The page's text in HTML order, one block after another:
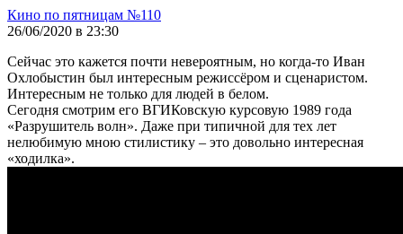
Кино по пятницам №110
26/06/2020 в 23:30
Сейчас это кажется почти невероятным, но когда-то Иван
Охлобыстин был интересным режиссёром и сценаристом.
Интересным не только для людей в белом.
Сегодня смотрим его ВГИКовскую курсовую 1989 года
«Разрушитель волн». Даже при типичной для тех лет
нелюбимую мною стилистику – это довольно интересная
«ходилка».